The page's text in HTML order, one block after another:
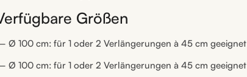
Größen
Ø 100 cm: für 1 oder 2 Verlängerungen à 45 cm geeignet
Ø 100 cm: für 1 oder 2 Verlängerungen à 45 cm geeignet